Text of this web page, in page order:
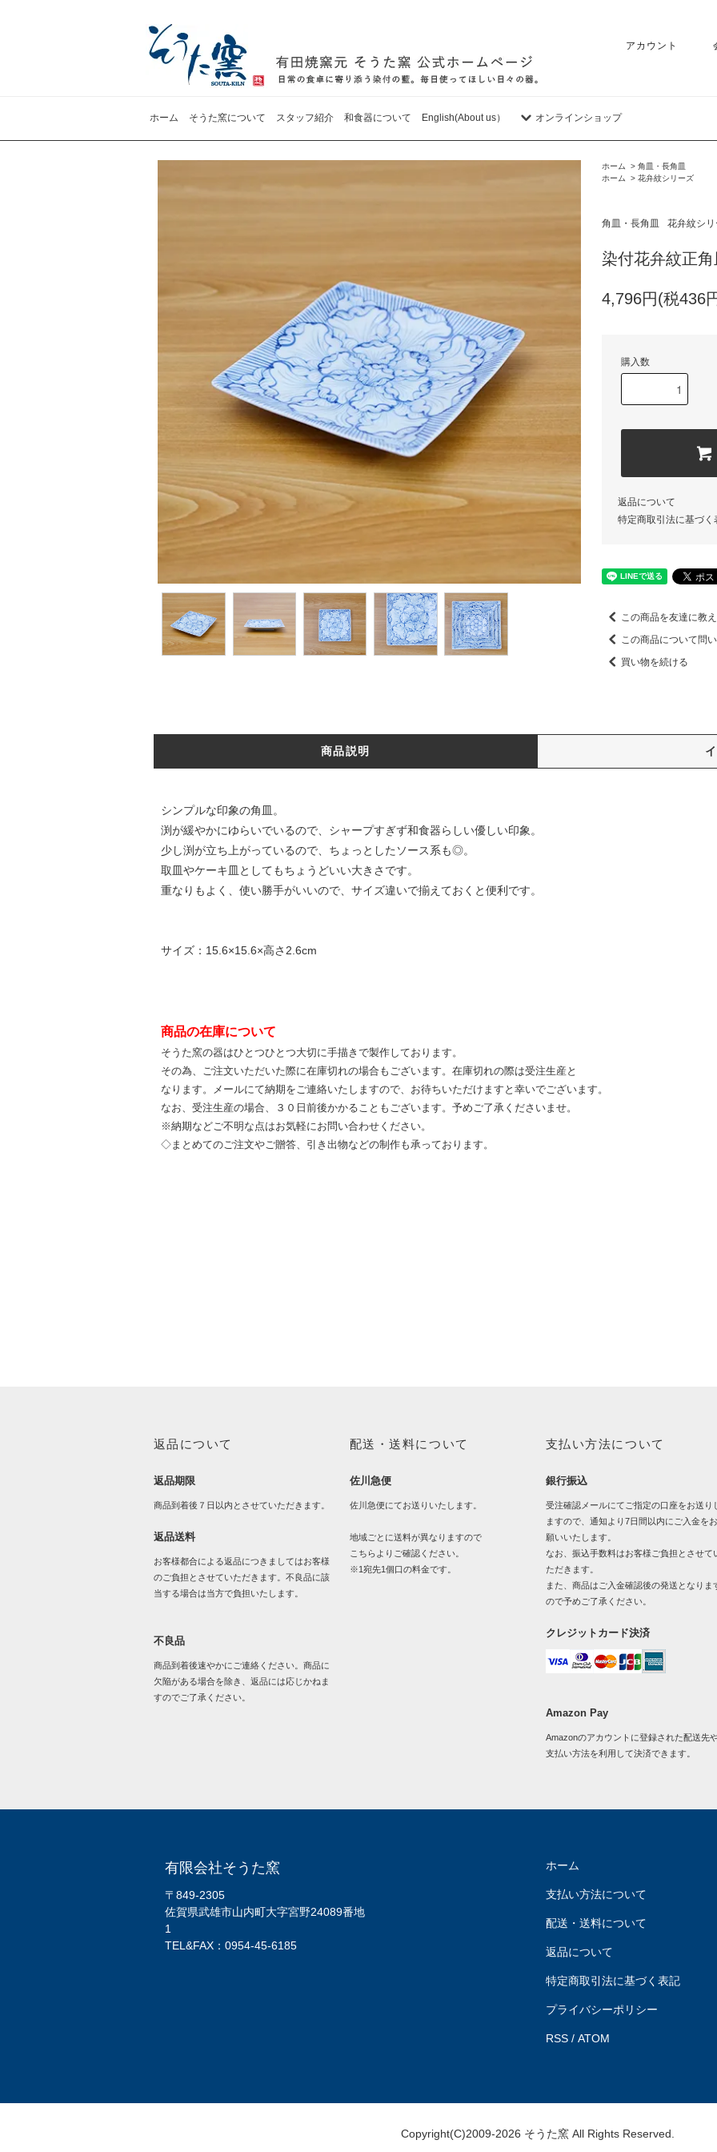
アカウント
ホーム そうた窯について スタッフ紹介 和食器について English(About us） オンラインショップ
ホーム >角皿・長角皿
ホーム
>花弁紋シリーズ
角皿・長角皿 花弁紋シ
染付花弁紋正
4,796円(税436
購入数
返品について
特定商取引法に基づく
この商品を友達に教
この商品について問
買い物を続ける
商品説明
シンプルな印象の角皿。
渕が緩やかにゆらいでいるので、シャープすぎず和食器らしい優しい印象。
少し渕が立ち上がっているので、ちょっとしたソース系も◎。
取皿やケーキ皿としてもちょうどいい大きさです。
重なりもよく、使い勝手がいいので、サイズ違いで揃えておくと便利です。
サイズ：15.6×15.6×高さ2.6cm
商品の在庫について
そうた窯の器はひとつひとつ大切に手描きで製作しております。
その為、ご注文いただいた際に在庫切れの場合もございます。在庫切れの際は受注生産と
なります。メールにて納期をご連絡いたしますので、お待ちいただけますと幸いでございます。
なお、受注生産の場合、３０日前後かかることもございます。予めご了承くださいませ。
※納期などご不明な点はお気軽にお問い合わせください。
◇まとめてのご注文やご贈答、引き出物などの制作も承っております。
返品について
返品期限
商品到着後７日以内とさせていただきます。
返品送料
お客様都合による返品につきましてはお客様
のご負担とさせていただきます。不良品に該
当する場合は当方で負担いたします。
不良品
商品到着後速やかにご連絡ください。商品に
欠陥がある場合を除き、返品には応じかねま
すのでご了承ください。
配送・送料について
佐川急便
佐川急便にてお送りいたします。
地域ごとに送料が異なりますので
こちらよりご確認ください。
※1宛先1個口の料金です。
支払い方法について
銀行振込
受注確認メールにてご指定の口座をお送り
ますので、通知より7日間以内にご入金をお
願いいたします。
なお、振込手数料はお客様ご負担とさせて
ただきます。
また、商品はご入金確認後の発送となりま
ので予めご了承ください。
クレジットカード決済
Amazon Pay
Amazonのアカウントに登録された配送先
支払い方法を利用して決済できます。
有限会社そうた窯
〒849-2305
佐賀県武雄市山内町大字宮野24089番地
1
TEL&FAX：0954-45-6185
ホーム
支払い方法について
配送・送料について
返品について
特定商取引法に基づく表記
プライバシーポリシー
RSS/ ATOM
Copyright(C)2009-2026 そうた窯 All Rights Reserved.